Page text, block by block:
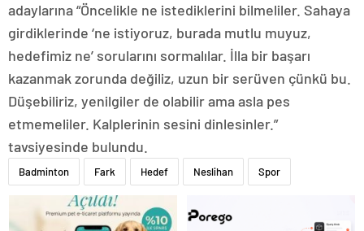
adaylarına “Öncelikle ne istediklerini bilmeliler. Sahaya
girdiklerinde ‘ne istiyoruz, burada mutlu muyuz,
hedefimiz ne’ sorularını sormalılar. İlla bir başarı
kazanmak zorunda değiliz, uzun bir serüven çünkü bu.
Düşebiliriz, yenilgiler de olabilir ama asla pes
etmemeliler. Kalplerinin sesini dinlesinler.”
tavsiyesinde bulundu.
Badminton Fark Hedef Neslihan Spor